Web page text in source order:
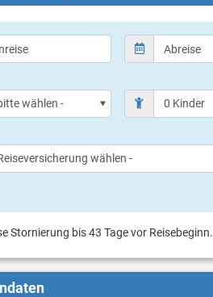
Stornierung bis 43 Tage vor Reisebeginn.